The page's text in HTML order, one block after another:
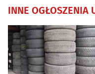
INNE OGŁOSZENIA